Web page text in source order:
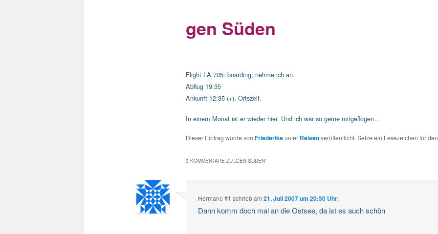
gen Süden
Flight LA 705: boarding, nehme ich an.
Abflug 19:35
Ankunft 12:35 (+), Ortszeit.
In einem Monat ist er wieder hier. Und ich wär so gerne mitgeflogen…
Dieser Eintrag wurde von Friederikeunter Reisenveröffentlicht. Setze ein Lesezeichen für den
3 KOMMENTARE ZU „ GEN SÜDEN“
Hermano #1 schriebam21. Juli 2007 um 20:30 Uhr:
Dann komm doch mal an die Ostsee, da ist es auch schön